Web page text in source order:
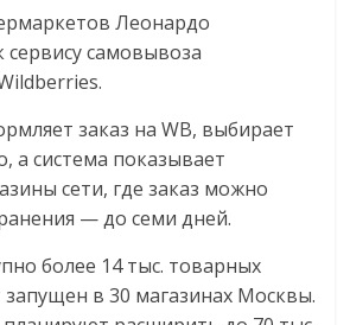
Леонардо
самовывоза
заказ на WB, выбирает
а система показывает
сети, где заказ можно
— до семи дней.
более 14 тыс. товарных
в 30 магазинах Москвы.